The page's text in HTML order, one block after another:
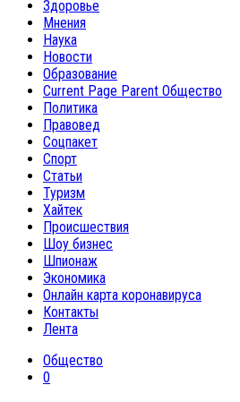
Здоровье
Мнения
Наука
Новости
Образование
Current Page Parent Общество
Политика
Правовед
Соцпакет
Спорт
Статьи
Туризм
Хайтек
Происшествия
Шоу бизнес
Шпионаж
Экономика
Онлайн карта коронавируса
Контакты
Лента
Общество
0